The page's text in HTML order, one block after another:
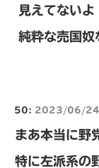
見えてないよ
純粋な売国奴
50: 2023/06/
まあ本当に野
特に左派系の